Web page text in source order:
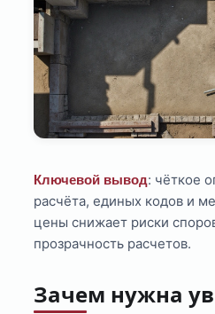
Ключевой вывод: чёткое
расчёта, единых кодов и
цены снижает риски
прозрачность расчетов.
Зачем нужна